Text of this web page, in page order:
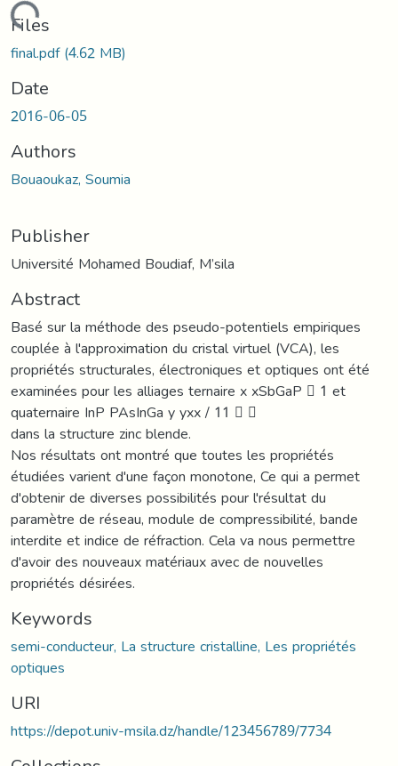
Loading...
Files
final.pdf(4.62 MB)
Date
2016-06-05
Authors
Bouaoukaz, Soumia
Publisher
Université Mohamed Boudiaf, M’sila
Abstract
Basé sur la méthode des pseudo-potentiels empiriques
couplée à l'approximation du cristal virtuel (VCA), les
propriétés structurales, électroniques et optiques ont été
examinées pour les alliages ternaire x xSbGaP  1 et
quaternaire InP PAsInGa y yxx / 11  
dans la structure zinc blende.
Nos résultats ont montré que toutes les propriétés
étudiées varient d'une façon monotone, Ce qui a permet
d'obtenir de diverses possibilités pour l'résultat du
paramètre de réseau, module de compressibilité, bande
interdite et indice de réfraction. Cela va nous permettre
d'avoir des nouveaux matériaux avec de nouvelles
propriétés désirées.
Keywords
semi-conducteur, La structure cristalline, Les propriétés
optiques
URI
https://depot.univ-msila.dz/handle/123456789/7734